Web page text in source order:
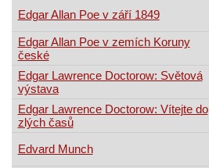
Edgar Allan Poe v září 1849
Edgar Allan Poe v zemích Koruny
české
Edgar Lawrence Doctorow: Světová
výstava
Edgar Lawrence Doctorow: Vítejte do
zlých časů
Edvard Munch